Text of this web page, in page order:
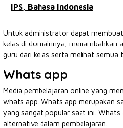
IPS, Bahasa Indonesia
Untuk administrator dapat
kelas di domainnya, menambahkan
guru dari kelas serta melihat semua
Whats app
Media pembelajaran online yang
whats app. Whats app merupakan
yang sangat popular saat ini. Whats
alternative dalam pembelajaran.